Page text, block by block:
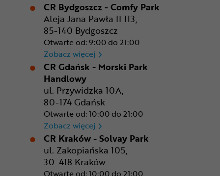
CR Bydgoszcz - Comfy Park
Aleja Jana Pawła II 113,
85-140 Bydgoszcz
Otwarte od: 9:00 do 21:00
Zobacz więcej CR Bydgoszcz - Comfy Park
CR Gdańsk - Morski Park
Handlowy
ul. Przywidzka 10A,
80-174 Gdańsk
Otwarte od: 10:00 do 21:00
Zobacz więcej CR Gdańsk - Morski Park
CR Kraków - Solvay Park
ul. Zakopiańska 105,
30-418 Kraków
Otwarte od: 10:00 do 21:00